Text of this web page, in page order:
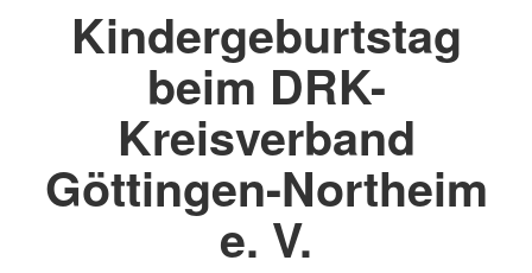
Kindergeburtstag
beim DRK-
Kreisverband
Göttingen-Northeim
e. V.